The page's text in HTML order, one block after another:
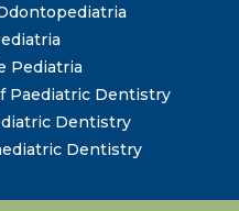
Pediatria
Paediatric Dentistry
Dentistry
Dentistry